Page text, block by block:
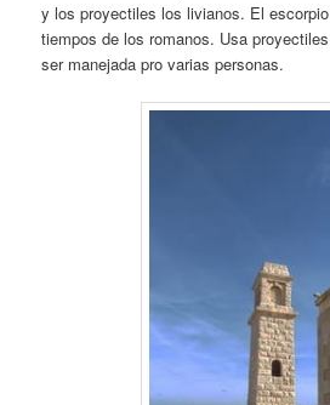
y los proyectiles los livianos. El
tiempos de los romanos. Usa
ser manejada pro varias personas.